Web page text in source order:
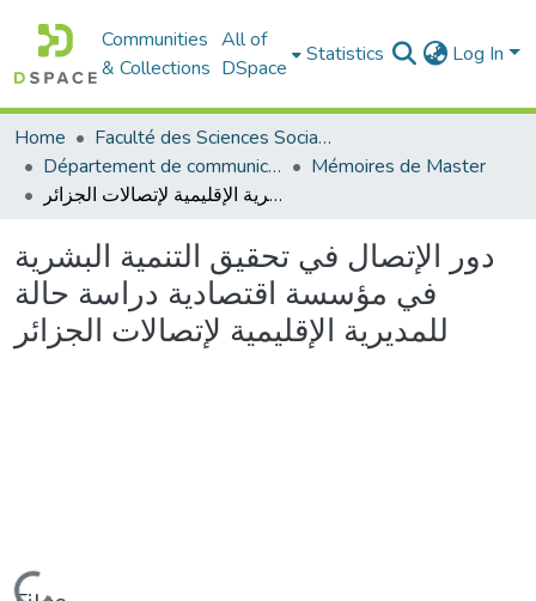
Communities
& Collections
All of
DSpace
Statistics Log In
Home
Faculté des Sciences Sociales
Département de communication
Mémoires de Master
دور الإتصال في تحقيق التنمية البشرية في مؤسسة اقتصادية دراسة حالة للمديرية الإقليمية لإتصالات الجزائر
دور الإتصال في تحقيق التنمية البشرية
في مؤسسة اقتصادية دراسة حالة
للمديرية الإقليمية لإتصالات الجزائر
Loading...